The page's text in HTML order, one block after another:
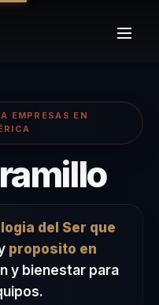
EMPRESAS EN
–
del Ser que
proposito en
y bienestar para